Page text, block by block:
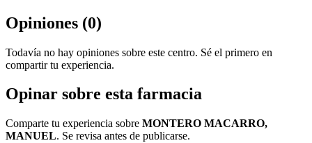
Opiniones (0)
Todavía no hay opiniones sobre este centro. Sé el primero en
compartir tu experiencia.
Opinar sobre esta farmacia
Comparte tu experiencia sobre MONTERO MACARRO,
MANUEL. Se revisa antes de publicarse.